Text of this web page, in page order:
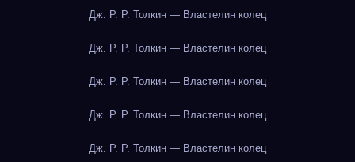
Дж. Р. Р. Толкин — Властелин колец
Дж. Р. Р. Толкин — Властелин колец
Дж. Р. Р. Толкин — Властелин колец
Дж. Р. Р. Толкин — Властелин колец
Дж. Р. Р. Толкин — Властелин колец